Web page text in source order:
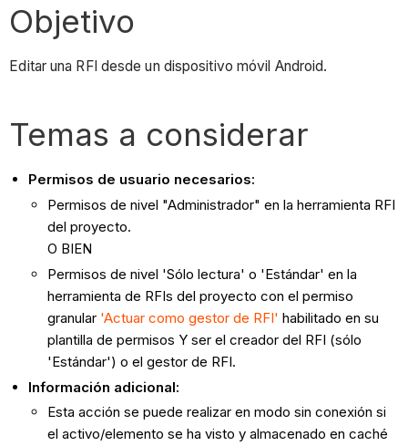
Objetivo
Editar una RFI desde un dispositivo móvil Android.
Temas a considerar
Permisos de usuario necesarios:
Permisos de nivel "Administrador" en la herramienta RFI
del proyecto.
O BIEN
Permisos de nivel 'Sólo lectura' o 'Estándar' en la
herramienta de RFIs del proyecto con el permiso
granular 'Actuar como gestor de RFI' habilitado en su
plantilla de permisos Y ser el creador del RFI (sólo
'Estándar') o el gestor de RFI.
Información adicional:
Esta acción se puede realizar en modo sin conexión si
el activo/elemento se ha visto y almacenado en caché